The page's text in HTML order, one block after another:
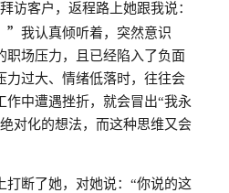
书查询
训课程
业帮手
认证申请
访客户，返程路上她跟我说：
” 我认真倾听着，突然意识
职场压力，且已经陷入了负面
力过大、情绪低落时，往往会
作中遭遇挫折，就会冒出“我永
对化的想法，而这种思维又会
打断了她，对她说：“你说的这